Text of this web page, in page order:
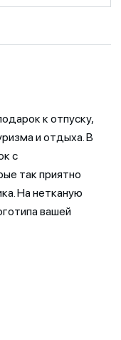
к отпуску,
и отдыха. В
с
так приятно
На нетканую
вашей